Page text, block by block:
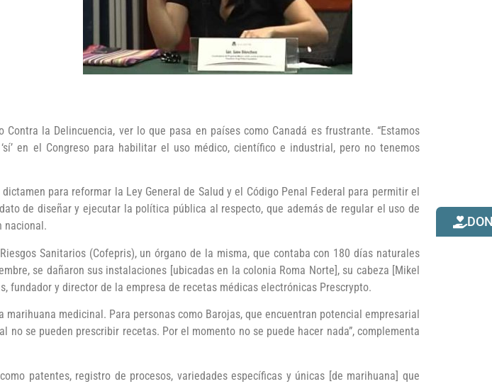
la Delincuencia, ver lo que pasa en países como Canadá es frustrante. “Estamos
en el Congreso para habilitar el uso médico, científico e industrial, pero no tenemos
para reformar la Ley General de Salud y el Código Penal Federal para permitir el
de diseñar y ejecutar la política pública al respecto, que además de regular el uso de
nacional.
Sanitarios (Cofepris), un órgano de la misma, que contaba con 180 días naturales
se dañaron sus instalaciones [ubicadas en la colonia Roma Norte], su cabeza [Mikel
fundador y director de la empresa de recetas médicas electrónicas Prescrypto.
medicinal. Para personas como Barojas, que encuentran potencial empresarial
se pueden prescribir recetas. Por el momento no se puede hacer nada”, complementa
patentes, registro de procesos, variedades específicas y únicas [de marihuana] que